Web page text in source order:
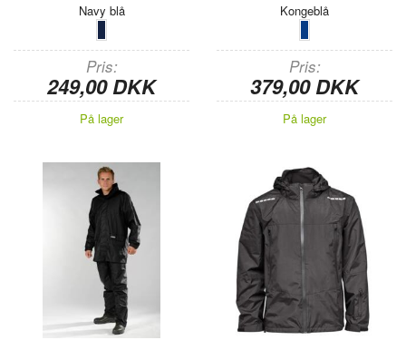
Navy blå
Pris
249,00 DKK
På lager
Kongeblå
Pris
379,00 DKK
På lager